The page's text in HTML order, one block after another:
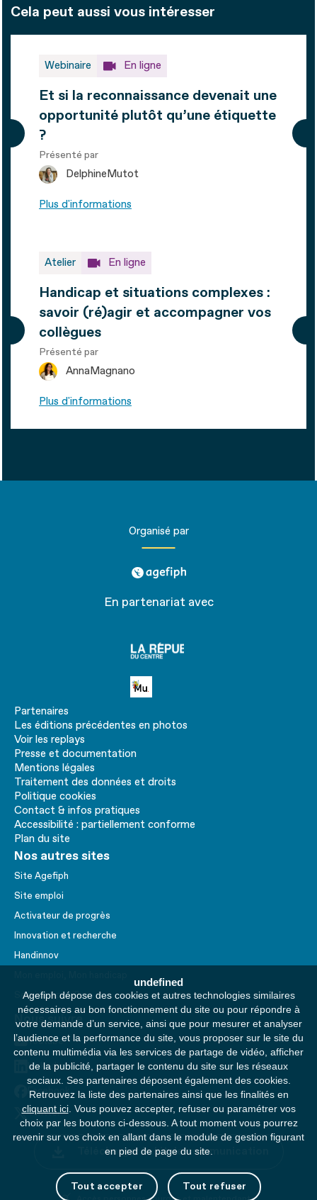
undefined
Agefiph dépose des cookies et autres technologies similaires
nécessaires au bon fonctionnement du site ou pour répondre à
votre demande d’un service, ainsi que pour mesurer et analyser
l’audience et la performance du site, vous proposer sur le site du
contenu multimédia via les services de partage de vidéo, afficher
de la publicité, partager le contenu du site sur les réseaux
sociaux. Ses partenaires déposent également des cookies.
Retrouvez la liste des partenaires ainsi que les finalités en
cliquant ici. Vous pouvez accepter, refuser ou paramétrer vos
choix par les boutons ci-dessous. A tout moment vous pourrez
revenir sur vos choix en allant dans le module de gestion figurant
en pied de page du site.
Tout accepter Tout refuser
Cela peut aussi vous intéresser
Webinaire En ligne
Et si la reconnaissance devenait une
opportunité plutôt qu’une étiquette
?
Présenté par
DelphineMutot
Plus d'informations
Atelier En ligne
Handicap et situations complexes :
savoir (ré)agir et accompagner vos
collègues
Présenté par
AnnaMagnano
Plus d'informations
Organisé par
agefiph
En partenariat avec
république
Petite MU
Partenaires
Les éditions précédentes en photos
Voir les replays
Presse et documentation
Mentions légales
Traitement des données et droits
Politique cookies
Contact & infos pratiques
Accessibilité : partiellement conforme
Plan du site
Nos autres sites
Site Agefiph
Site emploi
Activateur de progrès
Innovation et recherche
Handinnov
Service AppuiPro
Nous suivre
Youtube
Linkedin
Facebook
Twitter
Télécharger le kit de communication